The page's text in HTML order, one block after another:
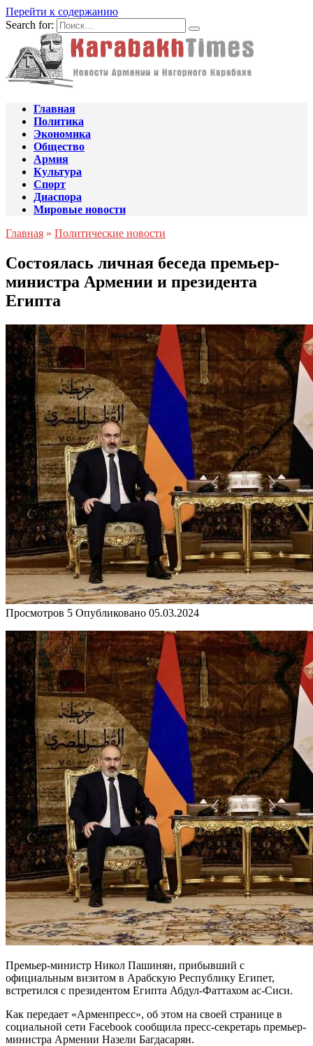
Перейти к содержанию
Search for:
Главная
Политика
Экономика
Общество
Армия
Культура
Спорт
Диаспора
Мировые новости
Главная » Политические новости
Состоялась личная беседа премьер-
министра Армении и президента
Египта
Просмотров 5 Опубликовано 05.03.2024
Премьер-министр Никол Пашинян, прибывший с
официальным визитом в Арабскую Республику Египет,
встретился с президентом Египта Абдул-Фаттахом ас-Сиси.
Как передает «Арменпресс», об этом на своей странице в
социальной сети Facebook сообщила пресс-секретарь премьер-
министра Армении Назели Багдасарян.